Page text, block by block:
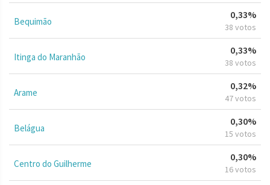
Bequimão
0,33%
38 votos
Itinga do Maranhão
0,33%
38 votos
Arame
0,32%
47 votos
Belágua
0,30%
15 votos
Centro do Guilherme
0,30%
16 votos